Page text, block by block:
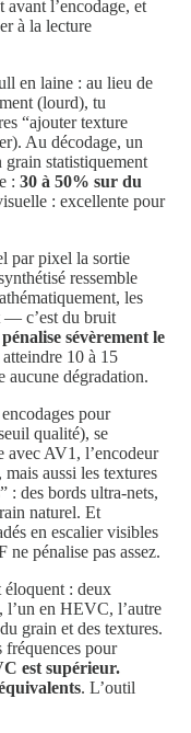
l’encodage, et
à la lecture
en laine : au lieu de
(lourd), tu
“ajouter texture
Au décodage, un
grain statistiquement
: 30 à 50% sur du
: excellente pour
par pixel la sortie
ressemble
les
— c’est du bruit
sévèrement le
10 à 15
aucune dégradation.
pour
qualité), se
avec AV1, l’encodeur
aussi les textures
: des bords ultra-nets,
naturel. Et
en escalier visibles
pénalise pas assez.
éloquent : deux
en HEVC, l’autre
grain et des textures.
fréquences pour
est supérieur.
. L’outil